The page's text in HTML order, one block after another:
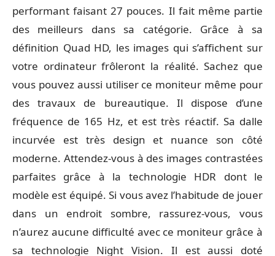
performant faisant 27 pouces. Il fait même partie
des meilleurs dans sa catégorie. Grâce à sa
définition Quad HD, les images qui s’affichent sur
votre ordinateur frôleront la réalité. Sachez que
vous pouvez aussi utiliser ce moniteur même pour
des travaux de bureautique. Il dispose d’une
fréquence de 165 Hz, et est très réactif. Sa dalle
incurvée est très design et nuance son côté
moderne. Attendez-vous à des images contrastées
parfaites grâce à la technologie HDR dont le
modèle est équipé. Si vous avez l’habitude de jouer
dans un endroit sombre, rassurez-vous, vous
n’aurez aucune difficulté avec ce moniteur grâce à
sa technologie Night Vision. Il est aussi doté